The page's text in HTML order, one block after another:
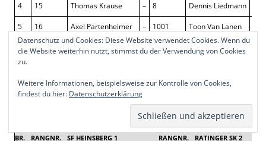
4 15 Thomas Krause – 8 Dennis Liedmann
5 16 Axel Partenheimer – 1001 Toon Van Lanen
6 2001 Achim Reinartz – 1002 Jan Selten
8 Nils Baumgarten Michael Goldblat
BR. RANGNR. SF HEINSBERG 1 RANGNR. RATINGER SK 2
Datenschutz und Cookies: Diese Website verwendet Cookies. Wenn du
die Website weiterhin nutzt, stimmst du der Verwendung von Cookies
zu.
Weitere Informationen, beispielsweise zur Kontrolle von Cookies,
findest du hier: Datenschutzerklärung